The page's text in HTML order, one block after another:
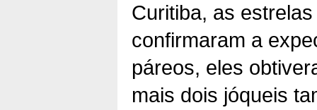
Curitiba, as
confirmaram a
páreos, eles
mais dois jóqueis